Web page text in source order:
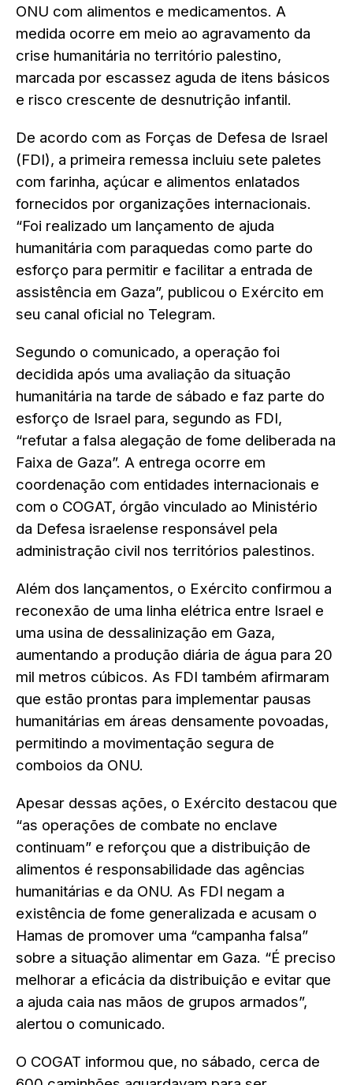
ONU com alimentos e medicamentos. A
medida ocorre em meio ao agravamento da
crise humanitária no território palestino,
marcada por escassez aguda de itens básicos
e risco crescente de desnutrição infantil.
De acordo com as Forças de Defesa de Israel
(FDI), a primeira remessa incluiu sete paletes
com farinha, açúcar e alimentos enlatados
fornecidos por organizações internacionais.
“Foi realizado um lançamento de ajuda
humanitária com paraquedas como parte do
esforço para permitir e facilitar a entrada de
assistência em Gaza”, publicou o Exército em
seu canal oficial no Telegram.
Segundo o comunicado, a operação foi
decidida após uma avaliação da situação
humanitária na tarde de sábado e faz parte do
esforço de Israel para, segundo as FDI,
“refutar a falsa alegação de fome deliberada na
Faixa de Gaza”. A entrega ocorre em
coordenação com entidades internacionais e
com o COGAT, órgão vinculado ao Ministério
da Defesa israelense responsável pela
administração civil nos territórios palestinos.
Além dos lançamentos, o Exército confirmou a
reconexão de uma linha elétrica entre Israel e
uma usina de dessalinização em Gaza,
aumentando a produção diária de água para 20
mil metros cúbicos. As FDI também afirmaram
que estão prontas para implementar pausas
humanitárias em áreas densamente povoadas,
permitindo a movimentação segura de
comboios da ONU.
Apesar dessas ações, o Exército destacou que
“as operações de combate no enclave
continuam” e reforçou que a distribuição de
alimentos é responsabilidade das agências
humanitárias e da ONU. As FDI negam a
existência de fome generalizada e acusam o
Hamas de promover uma “campanha falsa”
sobre a situação alimentar em Gaza. “É preciso
melhorar a eficácia da distribuição e evitar que
a ajuda caia nas mãos de grupos armados”,
alertou o comunicado.
O COGAT informou que, no sábado, cerca de